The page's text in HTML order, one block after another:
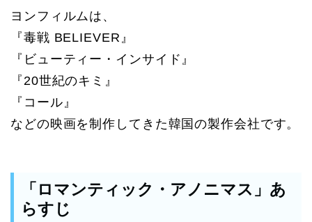
ヨンフィルムは、
『毒戦 BELIEVER』
『ビューティー・インサイド』
『20世紀のキミ』
『コール』
などの映画を制作してきた韓国の製作会社です。
「ロマンティック・アノニマス」あ
らすじ